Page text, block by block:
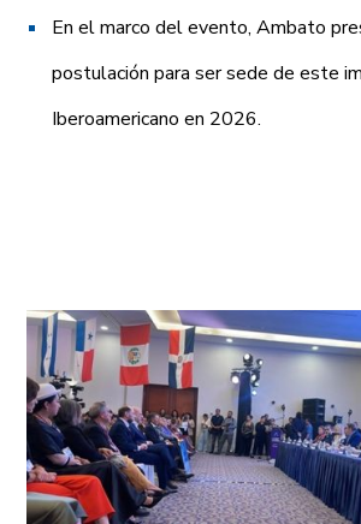
En el marco del evento, Ambato
postulación para ser sede de este
Iberoamericano en 2026.